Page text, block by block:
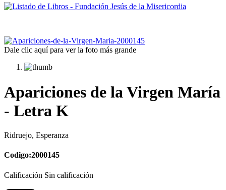
Dale clic aquí para ver la foto más grande
Apariciones de la Virgen María
- Letra K
Ridruejo, Esperanza
Codigo:2000145
Calificación Sin calificación